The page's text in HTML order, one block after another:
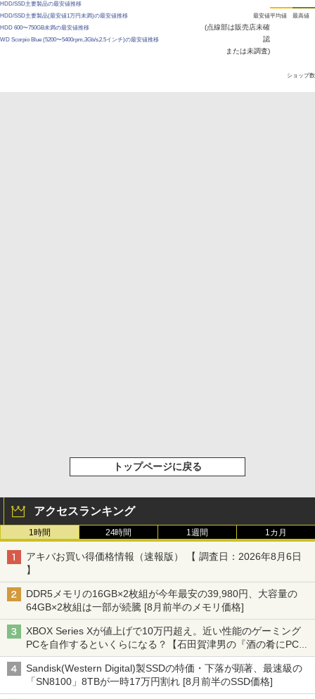
HDD/SSD主要製品の最安値推移
HDD/SSD主要製品(最安値1万円未満)の最安値推移
HDD 600〜750GB未満の最安値推移
WD Scorpio Blue (5200〜5400rpm,3Gb/s,2.5インチ)の最安値推移
最安値
(点線部は販売店未確
認
または未調査)
平均値 最高値
ショップ数
トップページに戻る
アクセスランキング
1時間 24時間 1週間 1カ月
アキバお買い得価格情報（速報版） 【 調査日：2026年8月6日
】
DDR5メモリの16GB×2枚組が今年最安の39,980円、大容量の
64GB×2枚組は一部が続騰 [8月前半のメモリ価格]
XBOX Series Xが値上げで10万円超え。近い性能のゲーミング
PCを自作するといくらになる？【石田賀津男の『酒の肴にPCゲ
ーム』】
Sandisk(Western Digital)製SSDの特価・下落が顕著、最速級の
「SN8100」8TBが一時17万円割れ [8月前半のSSD価格]